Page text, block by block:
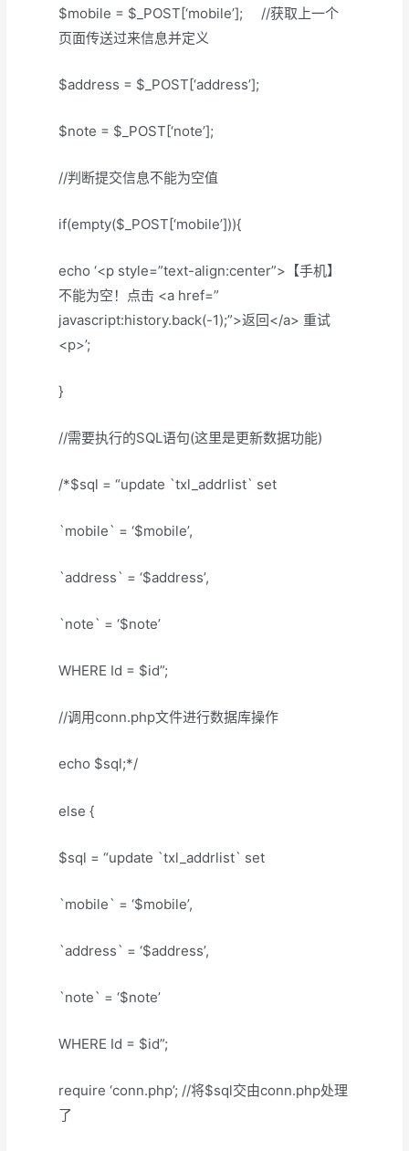
$mobile = $_POST[‘mobile’]; //获取上一个
页面传送过来信息并定义
$address = $_POST[‘address’];
$note = $_POST[‘note’];
//判断提交信息不能为空值
if(empty($_POST[‘mobile’])){
echo ‘<p style=”text-align:center”>【手机】
不能为空！点击 <a href=”
javascript:history.back(-1);”>返回</a> 重试
<p>’;
}
//需要执行的SQL语句(这里是更新数据功能)
/*$sql = “update `txl_addrlist` set
`mobile` = ‘$mobile’,
`address` = ‘$address’,
`note` = ‘$note’
WHERE Id = $id”;
//调用conn.php文件进行数据库操作
echo $sql;*/
else {
$sql = “update `txl_addrlist` set
`mobile` = ‘$mobile’,
`address` = ‘$address’,
`note` = ‘$note’
WHERE Id = $id”;
require ‘conn.php’; //将$sql交由conn.php处理
了